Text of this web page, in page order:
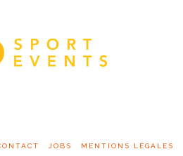
JOBS MENTIONS LÉGALES